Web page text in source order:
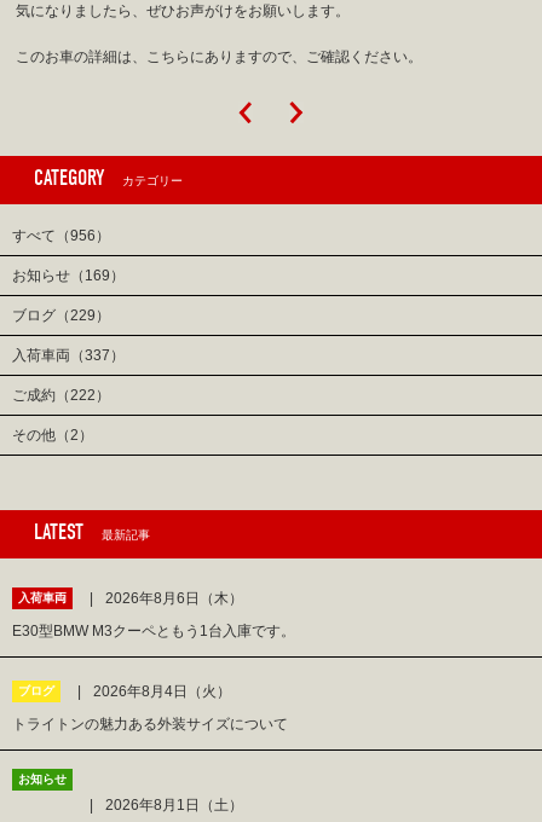
気になりましたら、ぜひお声がけをお願いします。
このお車の詳細は、こちらにありますので、ご確認ください。
CATEGORY カテゴリー
すべて（956）
お知らせ（169）
ブログ（229）
入荷車両（337）
ご成約（222）
その他（2）
LATEST 最新記事
入荷車両
2026年8月6日（木）
E30型BMW M3クーペともう1台入庫です。
ブログ
2026年8月4日（火）
トライトンの魅力ある外装サイズについて
お知らせ
2026年8月1日（土）